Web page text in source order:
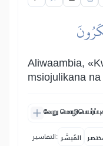
Aliwaambia,
msiojulikana
வேறு
التفاسير: المُيسَّر